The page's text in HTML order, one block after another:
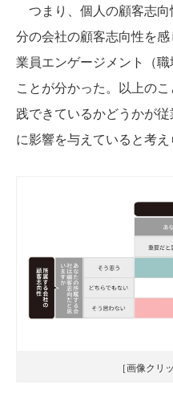
つまり、個人の顧客志
分の会社の顧客志向性を
業員エンゲージメント（
ことが分かった。以上の
践できているかどうかが
に影響を与えていると考え
［画像クリ